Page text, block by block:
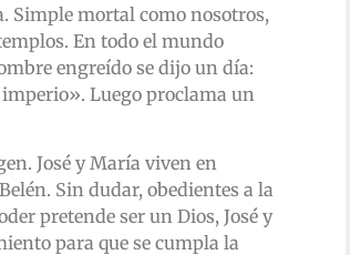
Simple mortal como nosotros,
En todo el mundo
engreído se dijo un día:
Luego proclama un
José y María viven en
Sin dudar, obedientes a la
pretende ser un Dios, José y
para que se cumpla la